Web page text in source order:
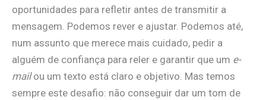
oportunidades para refletir antes de transmitir a
mensagem. Podemos rever e ajustar. Podemos até,
num assunto que merece mais cuidado, pedir a
alguém de confiança para reler e garantir que um e-
mailou um texto está claro e objetivo. Mas temos
sempre este desafio: não conseguir dar um tom de